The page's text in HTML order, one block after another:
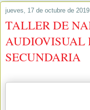
jueves, 17 de octubre de 2019
TALLER DE
AUDIOVISUAL
SECUNDARIA